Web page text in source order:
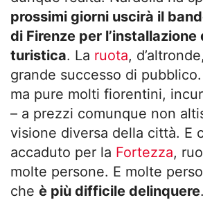
prossimi giorni uscirà il
di Firenze per l’installazione
turistica. La ruota,
grande successo di
ma pure molti fiorentini,
– a prezzi comunque non
visione diversa della città. E
accaduto per la Fortezza,
molte persone. E molte
che è più difficile delinquere.